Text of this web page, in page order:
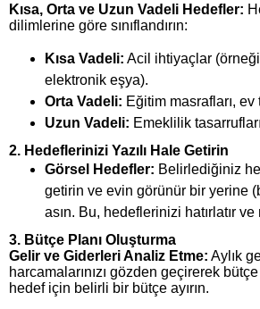
Kısa, Orta ve Uzun Vadeli Hedefler:
dilimlerine göre sınıflandırın:
Kısa Vadeli: Acil ihtiyaçlar
elektronik eşya).
Orta Vadeli: Eğitim masrafları, ev
Uzun Vadeli: Emeklilik
2. Hedeflerinizi Yazılı Hale Getirin
Görsel Hedefler: Belirlediğiniz
getirin ve evin görünür bir yerine
asın. Bu, hedeflerinizi hatırlatır ve
3. Bütçe Planı Oluşturma
Gelir ve Giderleri Analiz Etme: Aylık
harcamalarınızı gözden geçirerek
hedef için belirli bir bütçe ayırın.